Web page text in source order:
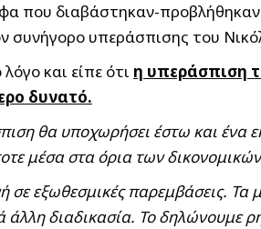
που διαβάστηκαν-
συνήγορο υπεράσπισης του
και είπε ότι η υπεράσπιση
δυνατό.
θα υποχωρήσει έστω και ένα
μέσα στα όρια των
σε εξωθεσμικές παρεμβάσεις.
διαδικασία. Το δηλώνουμε